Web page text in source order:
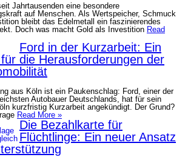
Jahrtausenden eine besondere
auf Menschen. Als Wertspeicher, Schmuck
bleibt das Edelmetall ein faszinierendes
Doch was macht Gold als Investition Read
Ford in der Kurzarbeit: Ein
die Herausforderungen der
aus Köln ist ein Paukenschlag: Ford, einer der
Autobauer Deutschlands, hat für sein
kurzfristig Kurzarbeit angekündigt. Der Grund?
Read More »
Die Bezahlkarte für
Flüchtlinge: Ein neuer Ansatz